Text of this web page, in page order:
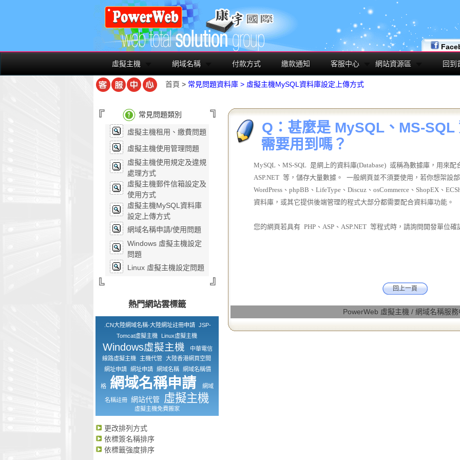
虛擬主機 網域名稱 付款方式 繳款通知 客服中心 網站資源區 回到
首頁 > 常見問題資料庫 > 虛擬主機MySQL資料庫設定上傳方式
常見問題類別
虛擬主機租用、繳費問題
虛擬主機使用管理問題
虛擬主機使用規定及違規
處理方式
虛擬主機郵件信箱設定及
使用方式
虛擬主機MySQL資料庫
設定上傳方式
網域名稱申請/使用問題
Windows 虛擬主機設定
問題
Linux 虛擬主機設定問題
熱門網站雲標籤
.CN大陸網域名稱-大陸網址註冊申請 JSP-
Tomcat虛擬主機
Linux虛擬主機
Windows虛擬主機
中華電信
線路虛擬主機
主機代管 大陸香港網頁空間
網址申請 網址申請 網域名稱 網域名稱價
格 網域名稱申請 網域
名稱註冊 網站代管 虛擬主機
虛擬主機免費搬家
更改排列方式
依標簽名稱排序
依標籤強度排序
Q：甚麼是 MySQL、MS-SQL
需要用到嗎？
MySQL、MS-SQL 是網上的資料庫(Database) 或稱為數據庫，用來配
ASP.NET 等，儲存大量數據。 一般網頁並不須要使用，若你想架設
WordPress、phpBB、LifeType、Discuz、osCommerce、ShopEX、
資料庫，或其它提供後端管理的程式大部分都需要配合資料庫功能。
您的網頁若具有 PHP、ASP、ASP.NET 等程式時，請詢問開發單位確
回上一頁
PowerWeb 虛擬主機 / 網域名稱服務